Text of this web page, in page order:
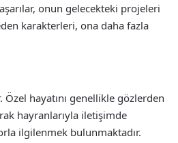
onun gelecekteki projeleri
karakterleri, ona daha fazla
hayatını genellikle gözlerden
hayranlarıyla iletişimde
ilgilenmek bulunmaktadır.